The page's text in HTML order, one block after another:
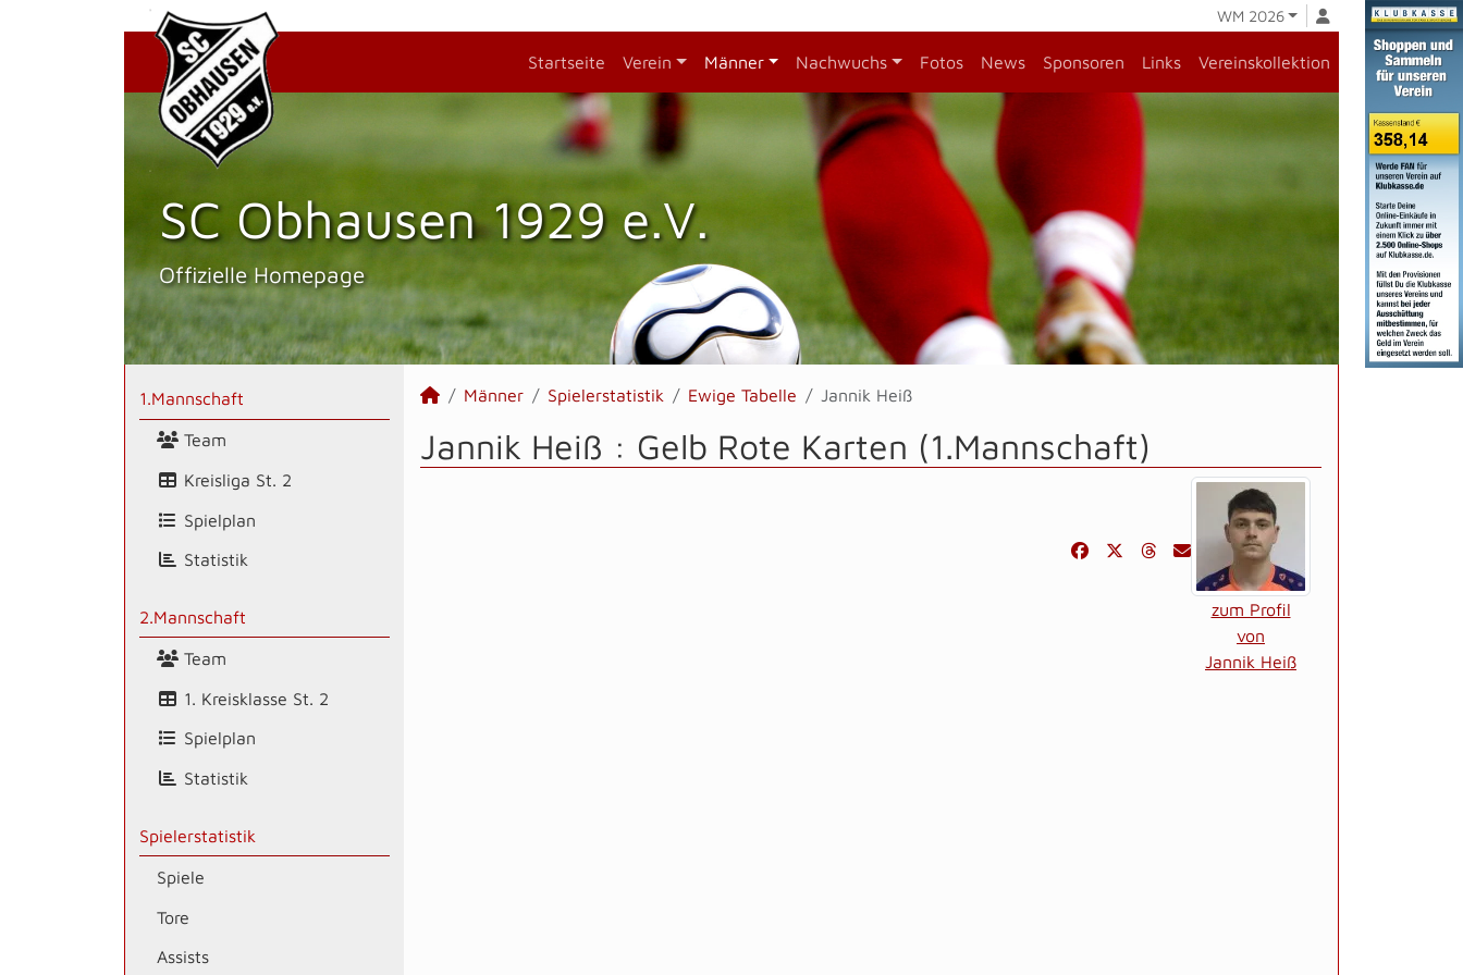
WM 2026
Startseite Verein Männer Nachwuchs Fotos News Sponsoren Links Vereinskollektion
SC Obhausen 1929 e.V.
Offizielle Homepage
1.Mannschaft
Team
Kreisliga St. 2
Spielplan
Statistik
2.Mannschaft
Team
1. Kreisklasse St. 2
Spielplan
Statistik
Spielerstatistik
Spiele
Tore
Assists
Männer Spielerstatistik Ewige Tabelle Jannik Heiß
Jannik Heiß : Gelb Rote Karten (1.Mannschaft)
zum Profil
von
Jannik Heiß